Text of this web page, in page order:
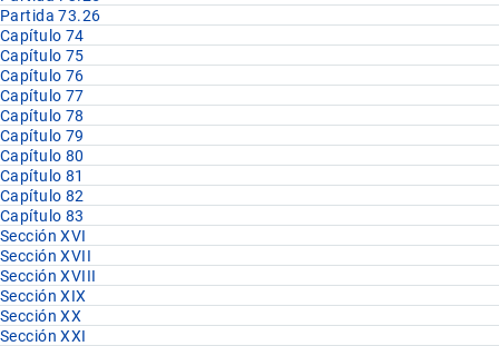
Partida 73.26
Capítulo 74
Capítulo 75
Capítulo 76
Capítulo 77
Capítulo 78
Capítulo 79
Capítulo 80
Capítulo 81
Capítulo 82
Capítulo 83
Sección XVI
Sección XVII
Sección XVIII
Sección XIX
Sección XX
Sección XXI